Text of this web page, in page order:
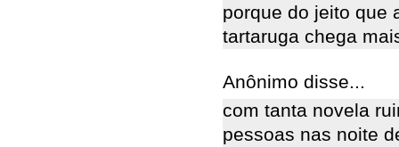
porque do jeito que
tartaruga chega
Anônimo disse...
com tanta novela
pessoas nas noite